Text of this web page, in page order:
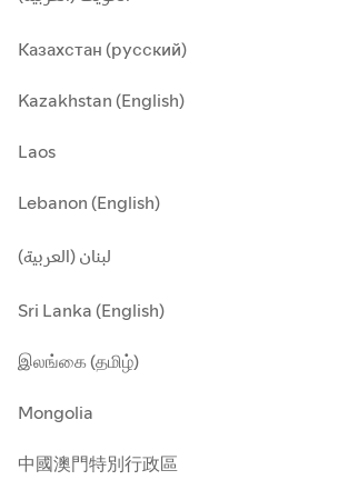
Казахстан (русский)
Kazakhstan (English)
Laos
Lebanon (English)
لبنان (العربية)
Sri Lanka (English)
இலங்கை (தமிழ்)
Mongolia
中國澳門特別行政區